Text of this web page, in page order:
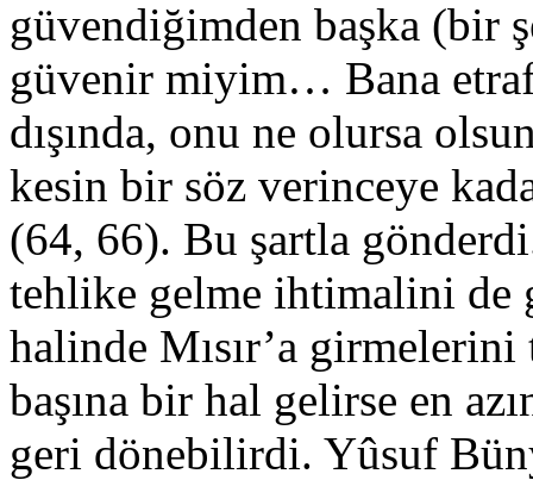
güvendiğimden başka (bir
güvenir miyim… Bana
dışında, onu ne olursa
kesin bir söz verinceye
(64, 66). Bu şartla
tehlike gelme ihtimalini de
halinde Mısır’a
başına bir hal gelirse en
geri dönebilirdi. Yûsuf